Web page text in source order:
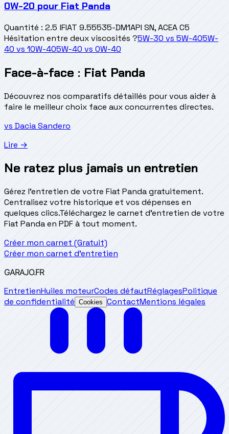
0W-20 pour Fiat Panda
Quantité : 2.5 lFIAT 9.55535-DM1API SN, ACEA C5
Hésitation entre deux viscosités ?5W-30 vs 5W-405W-
40 vs 10W-405W-40 vs 0W-40
Face-à-face : Fiat Panda
Découvrez nos comparatifs détaillés pour vous aider à
faire le meilleur choix face aux concurrentes directes.
vs DaciaSandero
Lire →
Ne ratez plus jamais un entretien
Gérez l'entretien de votre Fiat Panda gratuitement.
Centralisez votre historique et vos dépenses en
quelques clics.Téléchargez le carnet d'entretien de votre
Fiat Panda en PDF à tout moment.
Créer mon carnet (Gratuit)
Créer mon carnet d'entretien
GARAJO.FR
EntretienHuiles moteurCodes défautRéglagesPolitique
de confidentialité Cookies ContactMentions légales